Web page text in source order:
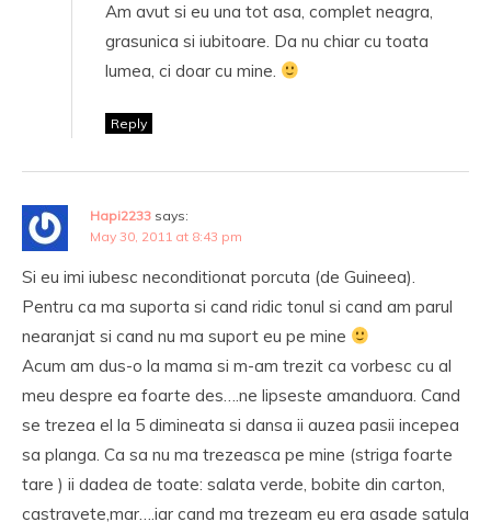
Am avut si eu una tot asa, complet neagra,
grasunica si iubitoare. Da nu chiar cu toata
lumea, ci doar cu mine.
Reply
Hapi2233 says:
May 30, 2011 at 8:43 pm
Si eu imi iubesc neconditionat porcuta (de Guineea).
Pentru ca ma suporta si cand ridic tonul si cand am parul
nearanjat si cand nu ma suport eu pe mine
Acum am dus-o la mama si m-am trezit ca vorbesc cu al
meu despre ea foarte des….ne lipseste amanduora. Cand
se trezea el la 5 dimineata si dansa ii auzea pasii incepea
sa planga. Ca sa nu ma trezeasca pe mine (striga foarte
tare ) ii dadea de toate: salata verde, bobite din carton,
castravete,mar….iar cand ma trezeam eu era asade satula